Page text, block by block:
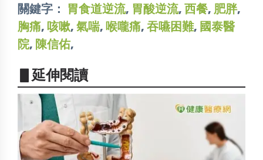
關鍵字： 胃食道逆流, 胃酸逆流, 西餐, 肥胖,
胸痛, 咳嗽, 氣喘, 喉嚨痛, 吞嚥困難, 國泰醫
院, 陳信佑,
▋延伸閱讀